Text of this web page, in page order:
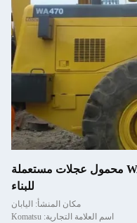
وقت عمل منخفض كوماتسو WA400 محمول عجلات مستعملة
للبناء
مكان المنشأ: اليابان
اسم العلامة التجارية: Komatsu